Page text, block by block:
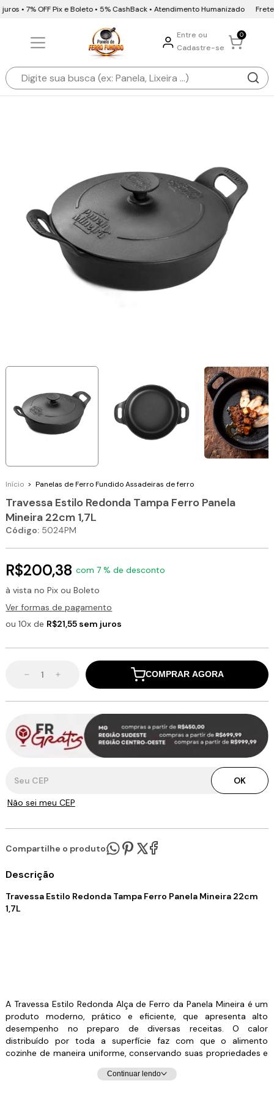
• 7% OFF Pix e Boleto • 5% CashBack • Atendimento Humanizado Frete
Entre ou
Cadastre-se
0
Início > Panelas de Ferro Fundido Assadeiras de ferro
Travessa Estilo Redonda Tampa Ferro Panela
Mineira 22cm 1,7L
Código: 5024PM
R$200,38 com 7 % de desconto
à vista no Pix ou Boleto
Ver formas de pagamento
ou 10x de R$21,55 sem juros
COMPRAR AGORA
OK
Não sei meu CEP
Compartilhe o produto:
Descrição
Travessa Estilo Redonda Tampa Ferro Panela Mineira 22cm
1,7L
A Travessa Estilo Redonda Alça de Ferro da Panela Mineira é um
produto moderno, prático e eficiente, que apresenta alto
desempenho no preparo de diversas receitas. O calor
distribuído por toda a superfície faz com que o alimento
cozinhe de maneira uniforme, conservando suas propriedades e
nutrientes. Além de tudo, possui um design autêntico e
elegante, com fundo reto preto e alças largas, o que a torna
Continuar lendo